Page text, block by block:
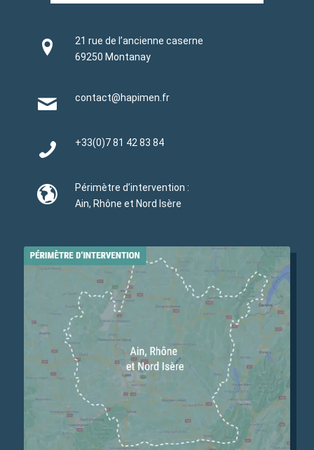
21 rue de l’ancienne caserne
69250 Montanay
contact@hapimen.fr
+33(0)7 81 42 83 84
Périmètre d’intervention :
Ain, Rhône et Nord Isère